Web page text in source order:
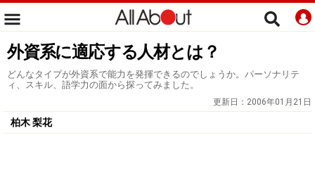
外資系に適応する人材とは？
どんなタイプが外資系で能力を発揮できるのでしょうか。パーソナリテ
ィ、スキル、語学力の面から探ってみました。
更新日： 2006年01月21日
柏木 梨花